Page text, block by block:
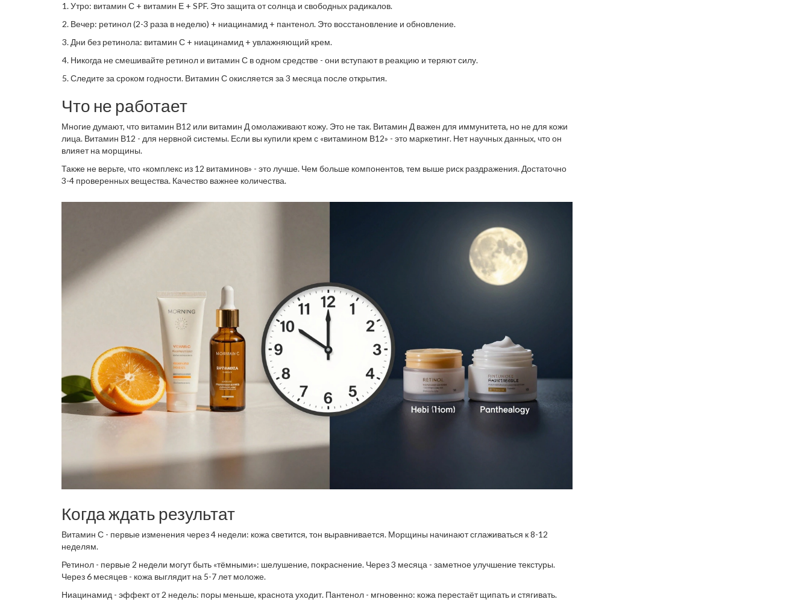
Утро: витамин С + витамин Е + SPF. Это защита от солнца и свободных радикалов.
Вечер: ретинол (2-3 раза в неделю) + ниацинамид + пантенол. Это восстановление и обновление.
Дни без ретинола: витамин С + ниацинамид + увлажняющий крем.
Никогда не смешивайте ретинол и витамин С в одном средстве - они вступают в реакцию и теряют силу.
Следите за сроком годности. Витамин С окисляется за 3 месяца после открытия.
Что не работает
Многие думают, что витамин В12 или витамин Д омолаживают кожу. Это не так. Витамин Д важен для иммунитета, но не для кожи
лица. Витамин В12 - для нервной системы. Если вы купили крем с «витамином В12» - это маркетинг. Нет научных данных, что он
влияет на морщины.
Также не верьте, что «комплекс из 12 витаминов» - это лучше. Чем больше компонентов, тем выше риск раздражения. Достаточно
3-4 проверенных вещества. Качество важнее количества.
Когда ждать результат
Витамин С - первые изменения через 4 недели: кожа светится, тон выравнивается. Морщины начинают сглаживаться к 8-12
неделям.
Ретинол - первые 2 недели могут быть «тёмными»: шелушение, покраснение. Через 3 месяца - заметное улучшение текстуры.
Через 6 месяцев - кожа выглядит на 5-7 лет моложе.
Ниацинамид - эффект от 2 недель: поры меньше, краснота уходит. Пантенол - мгновенно: кожа перестаёт щипать и стягивать.